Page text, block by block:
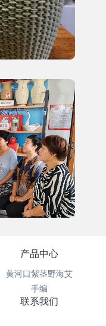
产品中心
黄河口紫茎野海艾
手编
联系我们